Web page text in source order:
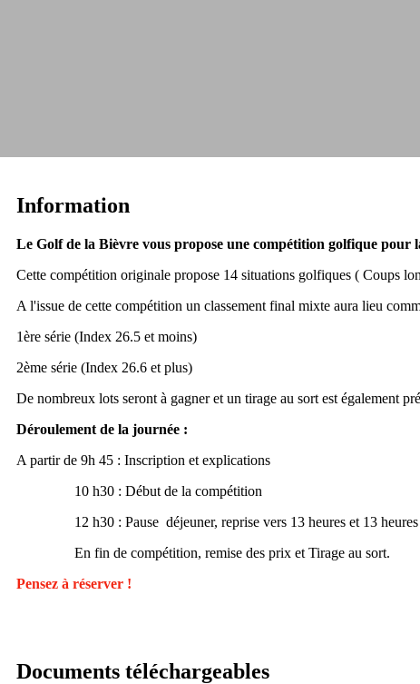
Information
Le Golf de la Bièvre vous propose une compétition golfique pour
Cette compétition originale propose 14 situations golfiques ( Coups
A l'issue de cette compétition un classement final mixte aura lieu
1ère série (Index 26.5 et moins)
2ème série (Index 26.6 et plus)
De nombreux lots seront à gagner et un tirage au sort est également
Déroulement de la journée :
A partir de 9h 45 : Inscription et explications
10 h30 : Début de la compétition
12 h30 : Pause déjeuner, reprise vers 13 heures et 13 heures
En fin de compétition, remise des prix et Tirage au sort.
Pensez à réserver !
Documents téléchargeables